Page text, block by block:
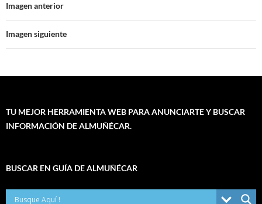
Imagen anterior
Imagen siguiente
TU MEJOR HERRAMIENTA WEB PARA ANUNCIARTE Y BUSCAR
INFORMACIÓN DE ALMUÑÉCAR.
BUSCAR EN GUÍA DE ALMUÑÉCAR